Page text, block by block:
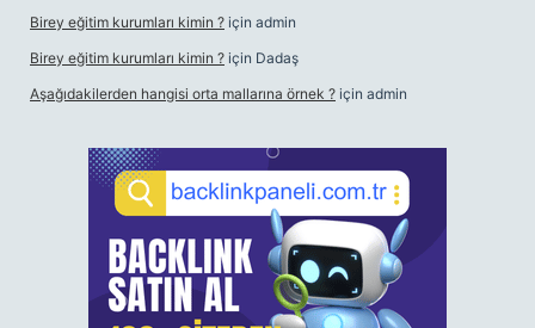
Birey eğitim kurumları kimin ? için admin
Birey eğitim kurumları kimin ? için Dadaş
Aşağıdakilerden hangisi orta mallarına örnek ? için admin